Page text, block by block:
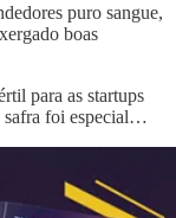
puro sangue,
boas
para as startups
safra foi especial…